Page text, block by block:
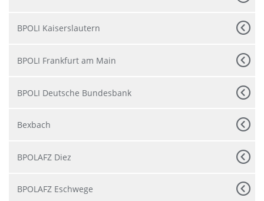
BPOLI Kaiserslautern
BPOLI Frankfurt am Main
BPOLI Deutsche Bundesbank
Bexbach
BPOLAFZ Diez
BPOLAFZ Eschwege